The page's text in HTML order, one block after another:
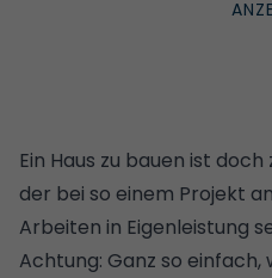
Ein Haus zu bauen ist
der bei so einem Projekt
Arbeiten in Eigenleistung
Achtung: Ganz so einfach,